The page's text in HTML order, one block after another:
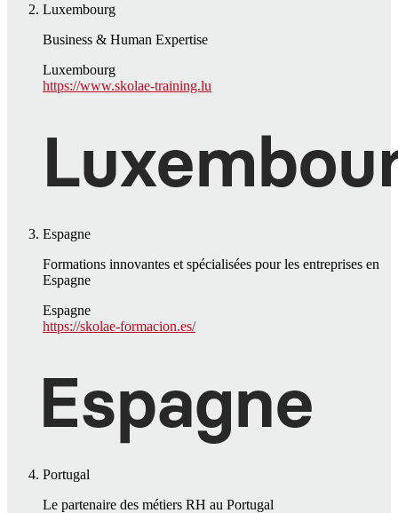
Luxembourg
Business & Human Expertise
Luxembourg
https://www.skolae-training.lu
Espagne
Formations innovantes et spécialisées pour les entreprises en
Espagne
Espagne
https://skolae-formacion.es/
Portugal
Le partenaire des métiers RH au Portugal